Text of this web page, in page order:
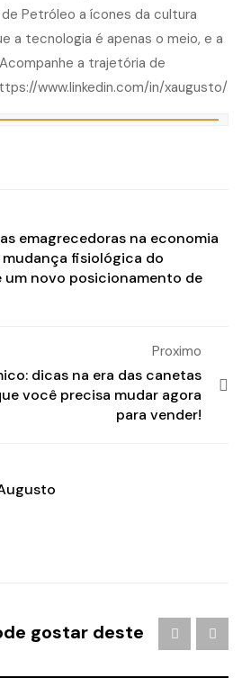
Petróleo a ícones da cultura
a tecnologia é apenas o meio, e a
a trajetória de
www.linkedin.com/in/xaugusto/
emagrecedoras na economia
mudança fisiológica do
um novo posicionamento de
Proximo
dicas na era das canetas
você precisa mudar agora
para vender!
gostar deste
Agência de
/criação de sites brasilia